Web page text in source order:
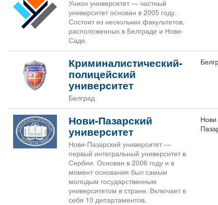
Унион университет — частный
университет основан в 2005 году.
Состоит из нескольких факультетов,
расположенных в Белграде и Нови-
Саде.
Криминалистический-
полицейский
университет
Белград
Нови-Пазарский
университет
Нови-Пазарский университет —
первый интегральный университет в
Сербии. Основан в 2006 году и в
момент основания был самым
молодым государственным
университетом в стране. Включает в
себя 10 департаментов.
Нови